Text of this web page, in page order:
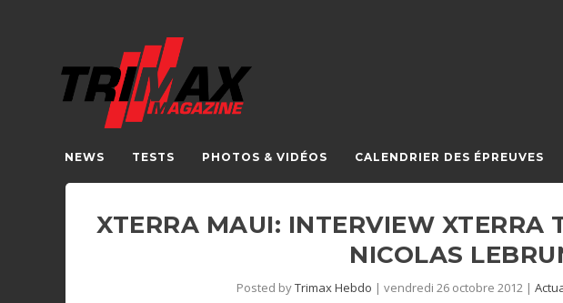
NEWS TESTS PHOTOS & VIDÉOS CALENDRIER DES ÉPREUVES
XTERRA MAUI: INTERVIEW XTERRA
NICOLAS
Posted byTrimax Hebdo |vendredi 26 octobre 2012 |